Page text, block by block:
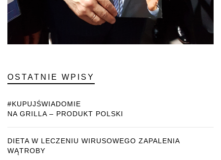
OSTATNIE WPISY
#KUPUJŚWIADOMIE
NA GRILLA – PRODUKT POLSKI
DIETA W LECZENIU WIRUSOWEGO ZAPALENIA
WĄTROBY